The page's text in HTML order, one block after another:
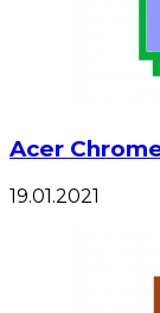
Acer
19.01.2021